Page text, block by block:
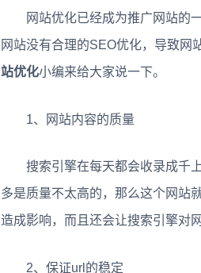
网站优化已经成为推广网站的一
网站没有合理的SEO优化，导致网
站优化小编来给大家说一下。
1、网站内容的质量
搜索引擎在每天都会收录成千上
多是质量不太高的，那么这个网站
造成影响，而且还会让搜索引擎对
2、保证url的稳定